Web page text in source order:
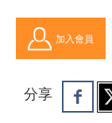
加入會員
分享